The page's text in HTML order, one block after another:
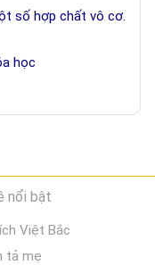
số hợp chất vô cơ.
học
nổi bật
Việt Bắc
tả mẹ